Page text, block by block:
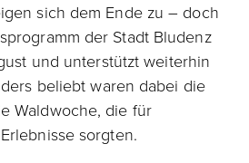
sich dem Ende zu – doch
der Stadt Bludenz
und unterstützt weiterhin
beliebt waren dabei die
Waldwoche, die für
sorgten.